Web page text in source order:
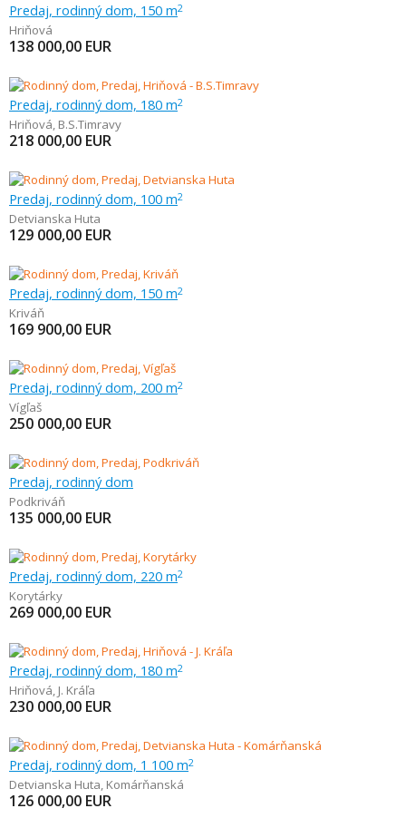
Predaj, rodinný dom, 150 m2
Hriňová
138 000,00 EUR
Predaj, rodinný dom, 180 m2
Hriňová, B.S.Timravy
218 000,00 EUR
Predaj, rodinný dom, 100 m2
Detvianska Huta
129 000,00 EUR
Predaj, rodinný dom, 150 m2
Kriváň
169 900,00 EUR
Predaj, rodinný dom, 200 m2
Vígľaš
250 000,00 EUR
Predaj, rodinný dom
Podkriváň
135 000,00 EUR
Predaj, rodinný dom, 220 m2
Korytárky
269 000,00 EUR
Predaj, rodinný dom, 180 m2
Hriňová, J. Kráľa
230 000,00 EUR
Predaj, rodinný dom, 1 100 m2
Detvianska Huta, Komárňanská
126 000,00 EUR